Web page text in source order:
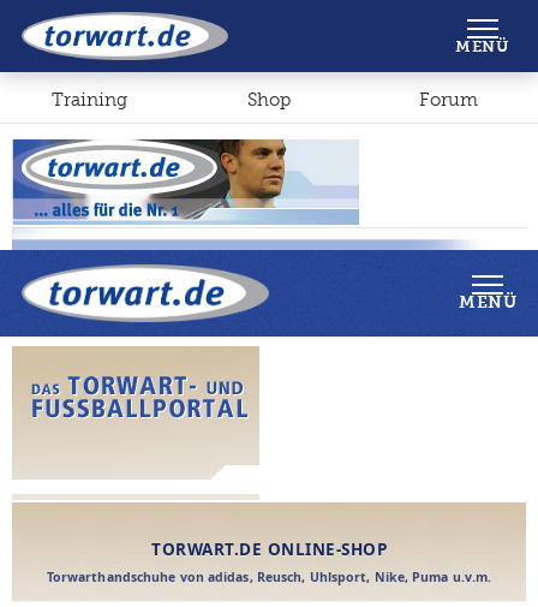
Shop Forum
MENÜ